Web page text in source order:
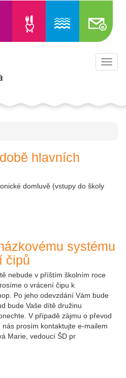
hlavních
domluvě (vstupy do školy
systému
čipů
nebude v příštím školním roce
o vrácení čipu k
Po jeho odevzdání Vám bude
bude Vaše dítě družinu
V případě zájmu o převod
prosím kontaktujte e-mailem
Marie, vedoucí ŠD pr